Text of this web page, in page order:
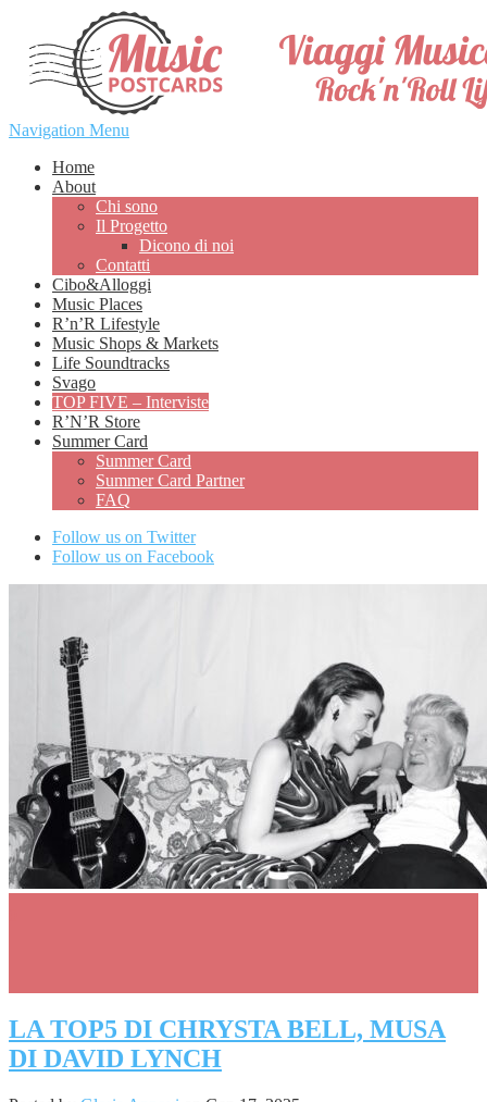
Navigation Menu
Home
About
Chi sono
Il Progetto
Dicono di noi
Contatti
Cibo&Alloggi
Music Places
R’n’R Lifestyle
Music Shops & Markets
Life Soundtracks
Svago
TOP FIVE – Interviste
R’N’R Store
Summer Card
Summer Card
Summer Card Partner
FAQ
Follow us on Twitter
Follow us on Facebook
LA TOP5 DI CHRYSTA BELL, MUSA
DI DAVID LYNCH